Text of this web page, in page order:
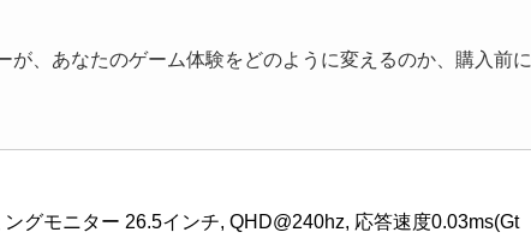
、あなたのゲーム体験をどのように変えるのか、購入前に
グモニター 26.5インチ, QHD@240hz, 応答速度0.03ms(Gt